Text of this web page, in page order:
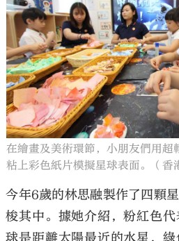
在繪畫及美術環節，小朋友們用超
粘上彩色紙片模擬星球表面。（香
今年6歲的林思融製作了四顆
梭其中。據她介紹，粉紅色
球是距離太陽最近的水星，